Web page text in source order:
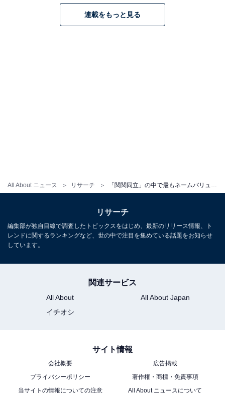
All About ニュース リサーチ
連載をもっと見る
リサーチ
編集部が独自目線で調査したトピックスをはじめ、最新のリリース情報、ト
レンドに関するランキングなど、世の中で注目を集めている話題をお知らせ
しています。
関連サービス
All About
All About Japan
イチオシ
サイト情報
会社概要
広告掲載
プライバシーポリシー
著作権・商標・免責事項
当サイトの情報についての注意
All About ニュースについて